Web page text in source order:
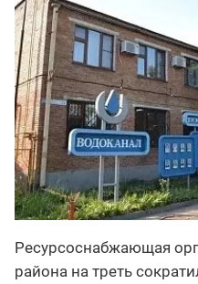
Ресурсоснабжающая
района на треть